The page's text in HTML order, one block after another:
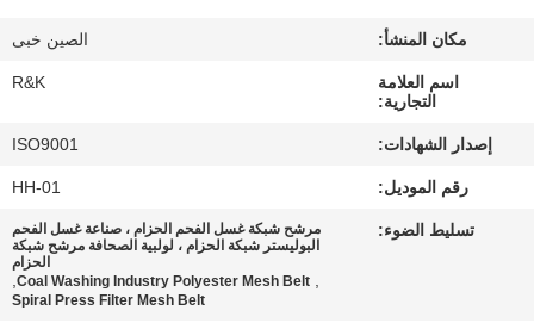
مراقبة
الجودة
مكان المنشأ: الصين خبى
اسم العلامة
التجارية:
R&K
إصدار الشهادات: ISO9001
رقم الموديل: HH-01
تسليط الضوء:
مرشح شبكة غسل الفحم الحزام ، صناعة غسل الفحم
البوليستر شبكة الحزام ، لولبية الصحافة مرشح شبكة
الحزام
,
Coal Washing Industry Polyester Mesh Belt
,
Spiral Press Filter Mesh Belt